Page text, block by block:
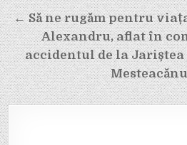
← Să ne rugăm pentru
Alexandru, aflat în
accidentul de la Jariștea